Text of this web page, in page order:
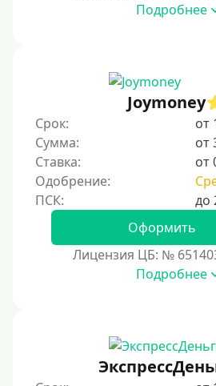
Подробнее
Joymoney
Срок:
от
Сумма:
от
Ставка:
от
Одобрение:
Оформить
Лицензия ЦБ: №
Подробнее